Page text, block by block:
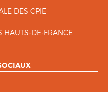
DES CPIE
HAUTS-DE-FRANCE